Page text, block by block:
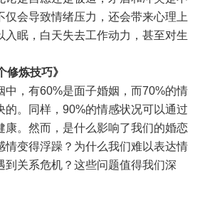
仅会导致情绪压力，还会带来心理上
入眠，白天失去工作动力，甚至对生
修炼技巧》
中，有60%是面子婚姻，而70%的情
的。同样，90%的情感状况可以通过
康。然而，是什么影响了我们的婚恋
情变得浮躁？为什么我们难以表达情
到关系危机？这些问题值得我们深